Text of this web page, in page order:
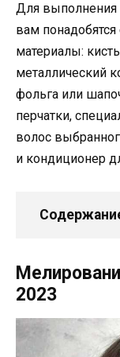
Для выполнения
вам
материалы:
металлический
фольга или
перчатки,
волос
и кондиционер
2023